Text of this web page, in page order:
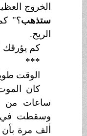
الخروج
ستذهب؟" كم
الريح.
كم يؤرقك
***
الوقت
كان الموت
ساعات من
وسقطت في
ألف مرة بأن